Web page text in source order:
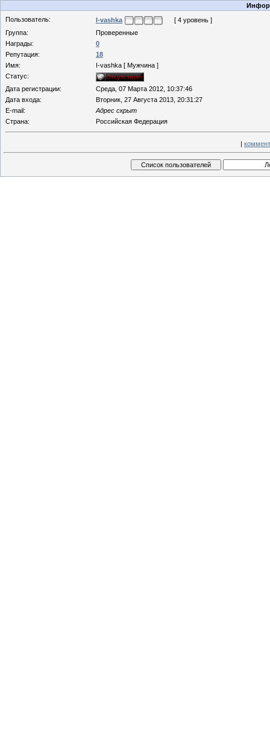
Пользователь:
I-vashka
[ 4 уровень ]
Группа:
Проверенные
Награды:
0
Репутация:
18
Имя:
I-vashka [ Мужчина ]
Статус:
Дата регистрации:
Среда, 07 Марта 2012, 10:37:46
Дата входа:
Вторник, 27 Августа 2013, 20:31:27
E-mail:
Адрес скрыт
Страна:
Российская Федерация
|